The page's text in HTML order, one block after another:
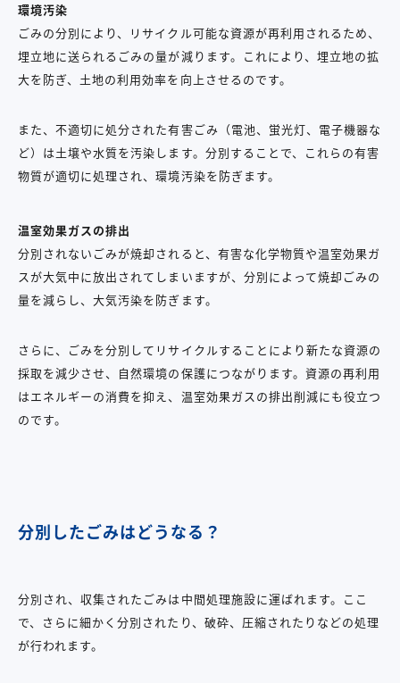
環境汚染
ごみの分別により、リサイクル可能な資源が再利用されるため、
埋立地に送られるごみの量が減ります。これにより、埋立地の拡
大を防ぎ、土地の利用効率を向上させるのです。
また、不適切に処分された有害ごみ（電池、蛍光灯、電子機器な
ど）は土壌や水質を汚染します。分別することで、これらの有害
物質が適切に処理され、環境汚染を防ぎます。
温室効果ガスの排出
分別されないごみが焼却されると、有害な化学物質や温室効果ガ
スが大気中に放出されてしまいますが、分別によって焼却ごみの
量を減らし、大気汚染を防ぎます。
さらに、ごみを分別してリサイクルすることにより新たな資源の
採取を減少させ、自然環境の保護につながります。資源の再利用
はエネルギーの消費を抑え、温室効果ガスの排出削減にも役立つ
のです。
分別したごみはどうなる？
分別され、収集されたごみは中間処理施設に運ばれます。ここ
で、さらに細かく分別されたり、破砕、圧縮されたりなどの処理
が行われます。